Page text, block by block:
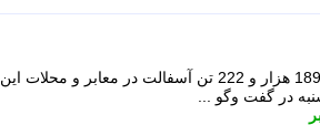
معاون فنی و عمرانی شهرداری تبریز اعلام کرد که از ابتدای سال جاری، 189 هزار و 222 تن آسفالت در معابر و محلات این
در گفت وگو ...